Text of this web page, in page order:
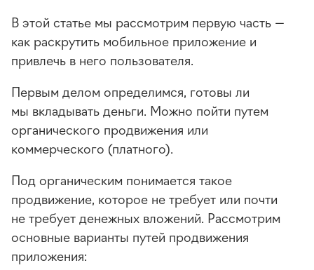
В этой статье мы рассмотрим первую часть —
как раскрутить мобильное приложение и
привлечь в него пользователя.
Первым делом определимся, готовы ли
мы вкладывать деньги. Можно пойти путем
органического продвижения или
коммерческого (платного).
Под органическим понимается такое
продвижение, которое не требует или почти
не требует денежных вложений. Рассмотрим
основные варианты путей продвижения
приложения: